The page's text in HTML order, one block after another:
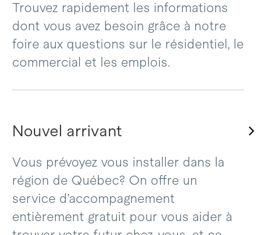
Trouvez rapidement les informations
dont vous avez besoin grâce à notre
foire aux questions sur le résidentiel, le
commercial et les emplois.
Nouvel arrivant
Vous prévoyez vous installer dans la
région de Québec? On offre un
service d’accompagnement
entièrement gratuit pour vous aider à